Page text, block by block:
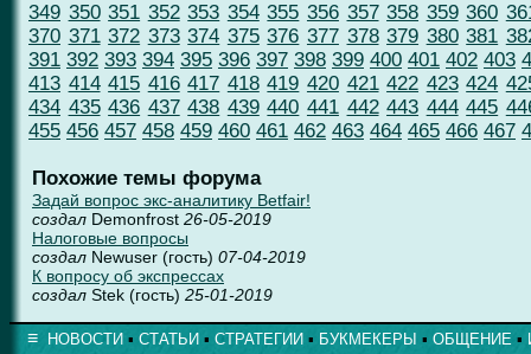
349 350 351 352 353 354 355 356 357 358 359 360
370 371 372 373 374 375 376 377 378 379 380 381
391 392 393 394 395 396 397 398 399 400 401 402 403
413 414 415 416 417 418 419 420 421 422 423 424
434 435 436 437 438 439 440 441 442 443 444 445
455 456 457 458 459 460 461 462 463 464 465 466 467
Похожие темы форума
Задай вопрос экс-аналитику Betfair!
создал Demonfrost 26-05-2019
Налоговые вопросы
создал Newuser (гость) 07-04-2019
К вопросу об экспрессах
создал Stek (гость) 25-01-2019
≡ НОВОСТИ ▪ СТАТЬИ ▪ СТРАТЕГИИ ▪ БУКМЕКЕРЫ ▪ ОБЩЕНИЕ ▪